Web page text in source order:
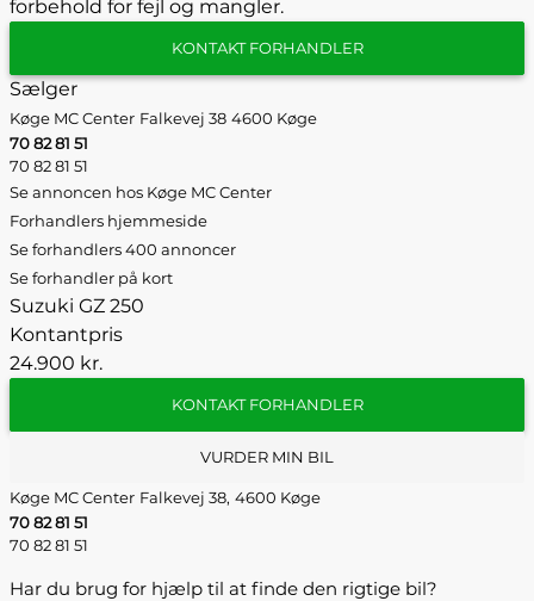
forbehold for fejl og mangler.
KONTAKT FORHANDLER
Sælger
Køge MC Center Falkevej 38 4600 Køge
70 82 81 51
70 82 81 51
Se annoncen hos Køge MC Center
Forhandlers hjemmeside
Se forhandlers 400 annoncer
Se forhandler på kort
Suzuki GZ 250
Kontantpris
24.900 kr.
KONTAKT FORHANDLER
VURDER MIN BIL
Køge MC Center Falkevej 38, 4600 Køge
70 82 81 51
70 82 81 51
Har du brug for hjælp til at finde den rigtige bil?